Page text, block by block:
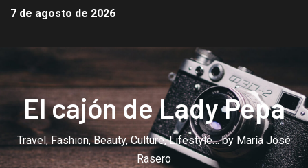
7 de agosto de 2026
El cajón de Lady Pepa
Travel, Fashion, Beauty, Culture, Lifestyle… by María José
Rasero